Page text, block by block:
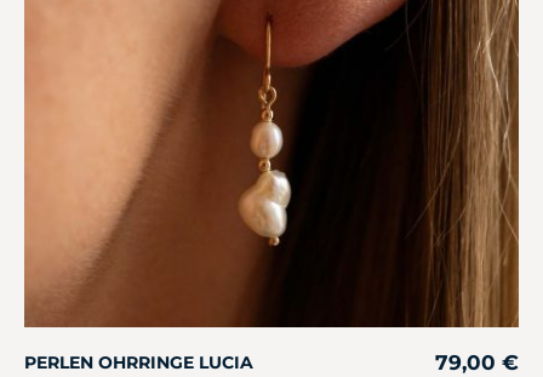
PERLEN OHRRINGE LUCIA 79,00 €